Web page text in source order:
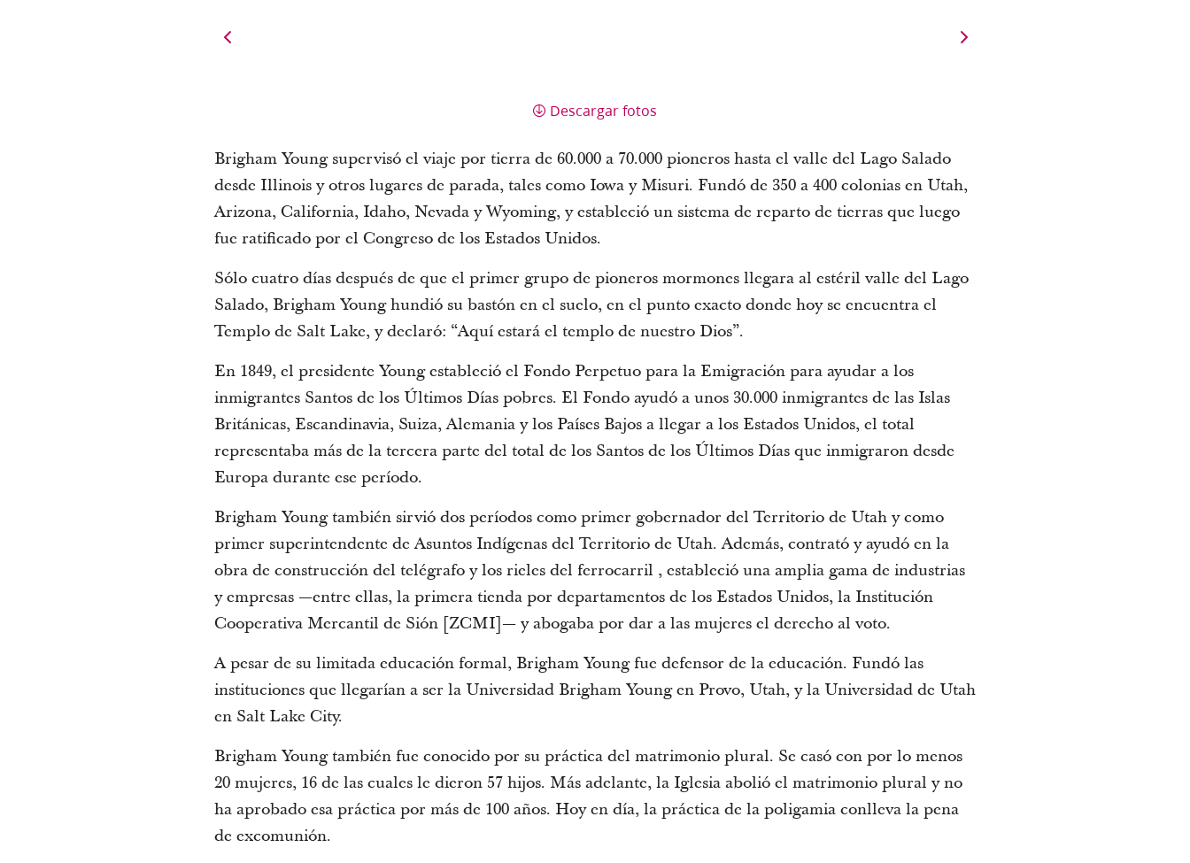
Descargar fotos
Brigham Young supervisó el viaje por tierra de 60.000 a 70.000 pioneros hasta el valle del Lago Salado
desde Illinois y otros lugares de parada, tales como Iowa y Misuri. Fundó de 350 a 400 colonias en Utah,
Arizona, California, Idaho, Nevada y Wyoming, y estableció un sistema de reparto de tierras que luego
fue ratificado por el Congreso de los Estados Unidos.
Sólo cuatro días después de que el primer grupo de pioneros mormones llegara al estéril valle del Lago
Salado, Brigham Young hundió su bastón en el suelo, en el punto exacto donde hoy se encuentra el
Templo de Salt Lake, y declaró: “Aquí estará el templo de nuestro Dios”.
En 1849, el presidente Young estableció el Fondo Perpetuo para la Emigración para ayudar a los
inmigrantes Santos de los Últimos Días pobres. El Fondo ayudó a unos 30.000 inmigrantes de las Islas
Británicas, Escandinavia, Suiza, Alemania y los Países Bajos a llegar a los Estados Unidos, el total
representaba más de la tercera parte del total de los Santos de los Últimos Días que inmigraron desde
Europa durante ese período.
Brigham Young también sirvió dos períodos como primer gobernador del Territorio de Utah y como
primer superintendente de Asuntos Indígenas del Territorio de Utah. Además, contrató y ayudó en la
obra de construcción del telégrafo y los rieles del ferrocarril , estableció una amplia gama de industrias
y empresas —entre ellas, la primera tienda por departamentos de los Estados Unidos, la Institución
Cooperativa Mercantil de Sión [ZCMI]— y abogaba por dar a las mujeres el derecho al voto.
A pesar de su limitada educación formal, Brigham Young fue defensor de la educación. Fundó las
instituciones que llegarían a ser la Universidad Brigham Young en Provo, Utah, y la Universidad de Utah
en Salt Lake City.
Brigham Young también fue conocido por su práctica del matrimonio plural. Se casó con por lo menos
20 mujeres, 16 de las cuales le dieron 57 hijos. Más adelante, la Iglesia abolió el matrimonio plural y no
ha aprobado esa práctica por más de 100 años. Hoy en día, la práctica de la poligamia conlleva la pena
de excomunión.